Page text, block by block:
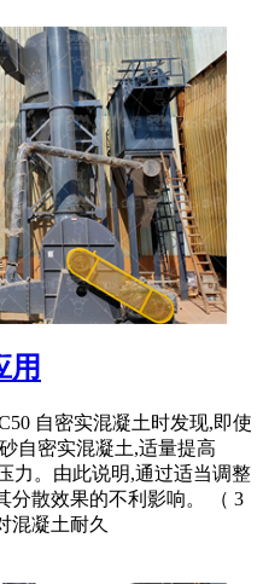
用
自密实混凝土时发现,即使
自密实混凝土,适量提高
力。由此说明,通过适当调整
分散效果的不利影响。 （ 3
混凝土耐久